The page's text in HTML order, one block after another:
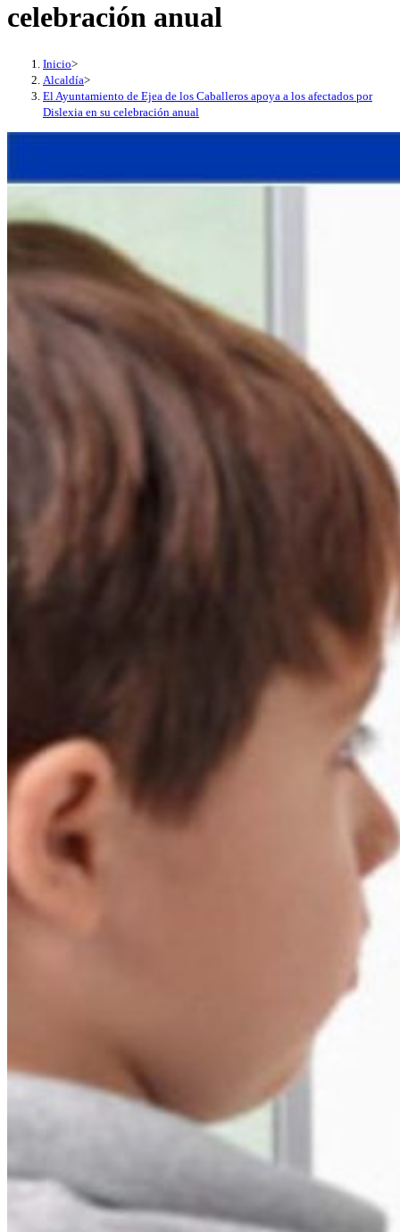
celebración anual
Inicio>
Alcaldía>
El Ayuntamiento de Ejea de los Caballeros apoya a los afectados por
Dislexia en su celebración anual